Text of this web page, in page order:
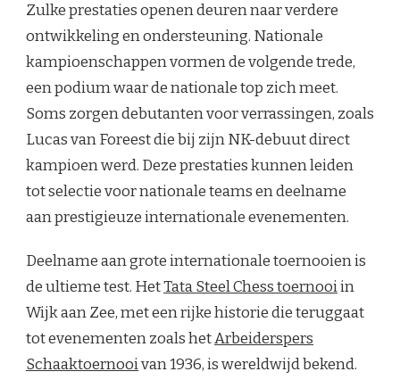
Zulke prestaties openen deuren naar verdere
ontwikkeling en ondersteuning. Nationale
kampioenschappen vormen de volgende trede,
een podium waar de nationale top zich meet.
Soms zorgen debutanten voor verrassingen, zoals
Lucas van Foreest die bij zijn NK-debuut direct
kampioen werd. Deze prestaties kunnen leiden
tot selectie voor nationale teams en deelname
aan prestigieuze internationale evenementen.
Deelname aan grote internationale toernooien is
de ultieme test. HetTata Steel Chess toernooiin
Wijk aan Zee, met een rijke historie die teruggaat
tot evenementen zoals hetArbeiderspers
Schaaktoernooivan 1936, is wereldwijd bekend.